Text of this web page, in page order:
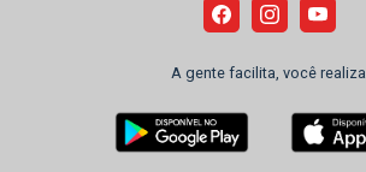
A gente facilita, você realiza.